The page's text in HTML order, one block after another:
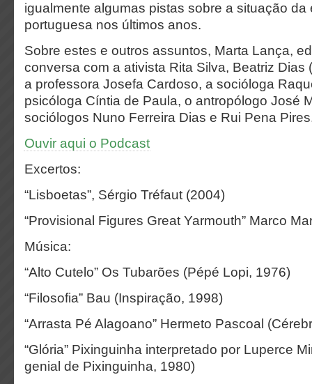
igualmente algumas pistas sobre a situação da
portuguesa nos últimos anos.
Sobre estes e outros assuntos, Marta Lança,
conversa com a ativista Rita Silva, Beatriz Dias
a professora Josefa Cardoso, a socióloga
psicóloga Cíntia de Paula, o antropólogo José
sociólogos Nuno Ferreira Dias e Rui Pena
Ouvir aqui o Podcast
Excertos:
“Lisboetas”, Sérgio Tréfaut (2004)
“Provisional Figures Great Yarmouth” Marco
Música:
“Alto Cutelo” Os Tubarões (Pépé Lopi, 1976)
“Filosofia” Bau (Inspiração, 1998)
“Arrasta Pé Alagoano” Hermeto Pascoal
“Glória” Pixinguinha interpretado por Luperce
genial de Pixinguinha, 1980)